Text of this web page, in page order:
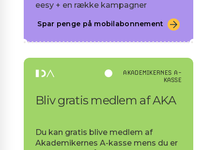
eesy + en række kampagner
Spar penge på mobilabonnement
AKADEMIKERNES A-
KASSE
Bliv gratis medlem af AKA
Du kan gratis blive medlem af
Akademikernes A-kasse mens du er